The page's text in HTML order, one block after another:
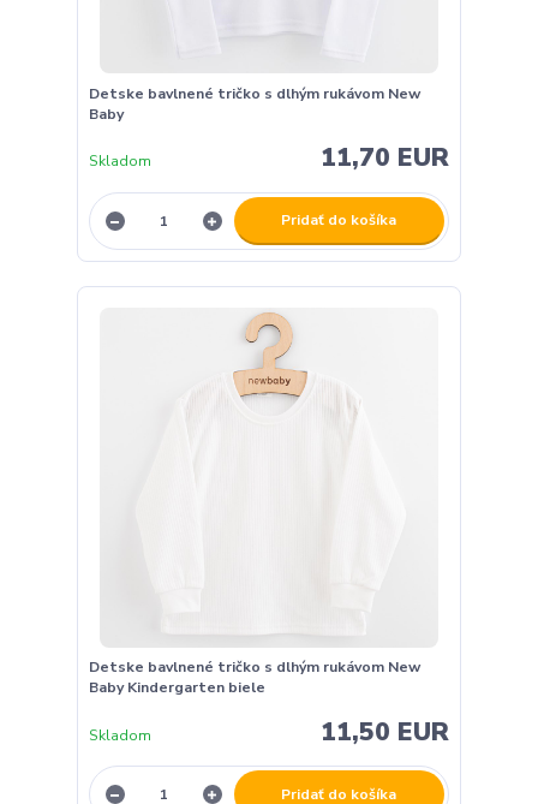
Detske bavlnené tričko s dlhým rukávom New
Baby
11,70 EUR
Skladom
Pridať do košíka
Detske bavlnené tričko s dlhým rukávom New
Baby Kindergarten biele
11,50 EUR
Skladom
Pridať do košíka